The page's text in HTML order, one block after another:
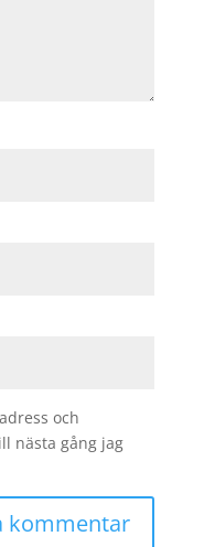
och
nästa gång jag